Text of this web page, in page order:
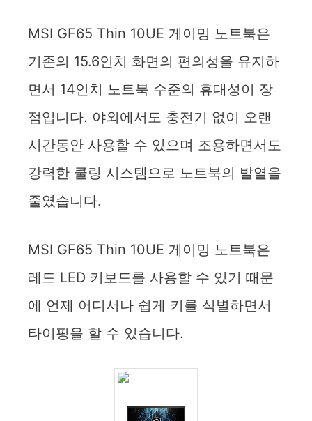
MSI GF65 Thin 10UE 게이밍 노트북은
기존의 15.6인치 화면의 편의성을 유지하
면서 14인치 노트북 수준의 휴대성이 장
점입니다. 야외에서도 충전기 없이 오랜
시간동안 사용할 수 있으며 조용하면서도
강력한 쿨링 시스템으로 노트북의 발열을
줄였습니다.
MSI GF65 Thin 10UE 게이밍 노트북은
레드 LED 키보드를 사용할 수 있기 때문
에 언제 어디서나 쉽게 키를 식별하면서
타이핑을 할 수 있습니다.